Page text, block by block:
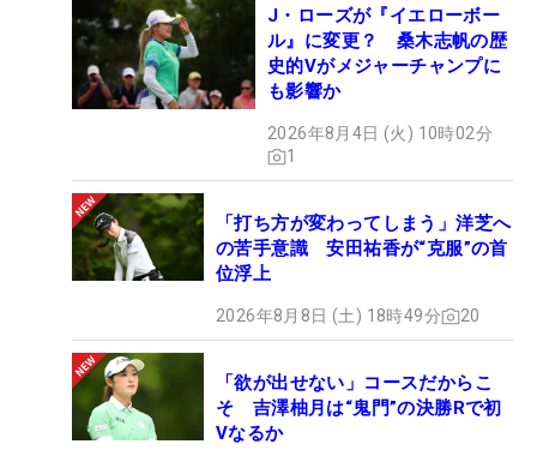
J・ローズが『イエローボー
ル』に変更？ 桑木志帆の歴
史的Vがメジャーチャンプに
も影響か
2026年8月4日 (火) 10時02分
1
「打ち方が変わってしまう」洋芝へ
の苦手意識 安田祐香が“克服”の首
位浮上
2026年8月8日 (土) 18時49分 20
「欲が出せない」コースだからこ
そ 吉澤柚月は“鬼門”の決勝Rで初
Vなるか